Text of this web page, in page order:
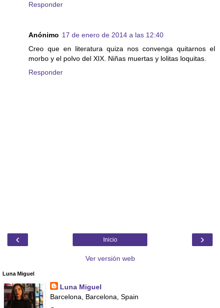
Responder
Anónimo 17 de enero de 2014 a las 12:40
Creo que en literatura quiza nos convenga quitarnos el
morbo y el polvo del XIX. Niñas muertas y lolitas loquitas.
Responder
‹ ›
Inicio
Ver versión web
Luna Miguel
Luna Miguel
Barcelona, Barcelona, Spain